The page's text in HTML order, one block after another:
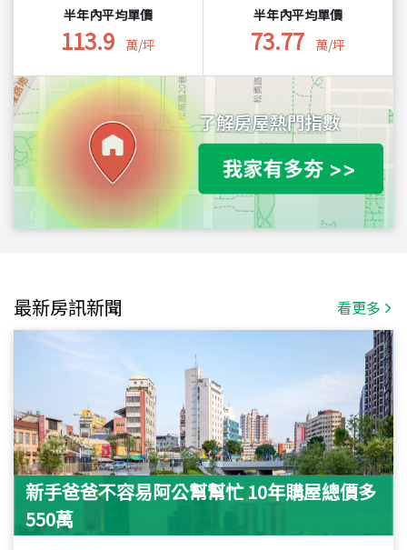
半年內平均單價
113.9 萬/坪
半年內平均單價
73.77 萬/坪
最新房訊新聞 看更多
新手爸爸不容易阿公幫幫忙 10年購屋總價多
550萬